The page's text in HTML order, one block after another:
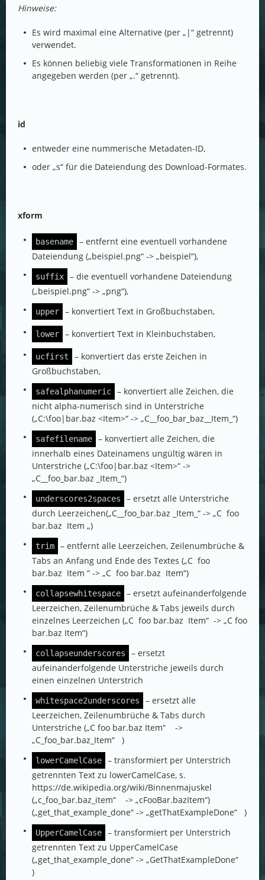
Hinweise:
Es wird maximal eine Alternative (per „|“ getrennt)
verwendet.
Es können beliebig viele Transformationen in Reihe
angegeben werden (per „.“ getrennt).
id
entweder eine nummerische Metadaten-ID,
oder „s“ für die Dateiendung des Download-Formates.
xform
basename
– entfernt eine eventuell vorhandene
Dateiendung („beispiel.png“ -> „beispiel“),
suffix
– die eventuell vorhandene Dateiendung
(„beispiel.png“ -> „png“),
upper – konvertiert Text in Großbuchstaben,
lower – konvertiert Text in Kleinbuchstaben,
ucfirst
– konvertiert das erste Zeichen in
Großbuchstaben,
safealphanumeric
– konvertiert alle Zeichen, die
nicht alpha-numerisch sind in Unterstriche
(„C:\foo|bar.baz <Item>“ -> „C__foo_bar_baz__Item_“)
safefilename
– konvertiert alle Zeichen, die
innerhalb eines Dateinamens ungültig wären in
Unterstriche („C:\foo|bar.baz <Item>“ ->
„C__foo_bar.baz _Item_“)
underscores2spaces
– ersetzt alle Unterstriche
durch Leerzeichen(„C__foo_bar.baz _Item_“ -> „C foo
bar.baz Item „)
trim
– entfernt alle Leerzeichen, Zeilenumbrüche &
Tabs an Anfang und Ende des Textes („C foo
bar.baz Item “ -> „C foo bar.baz Item“)
collapsewhitespace
– ersetzt aufeinanderfolgende
Leerzeichen, Zeilenumbrüche & Tabs jeweils durch
einzelnes Leerzeichen („C foo bar.baz Item“ -> „C foo
bar.baz Item“)
collapseunderscores
– ersetzt
aufeinanderfolgende Unterstriche jeweils durch
einen einzelnen Unterstrich
whitespace2underscores
– ersetzt alle
Leerzeichen, Zeilenumbrüche & Tabs durch
Unterstriche („C foo bar.baz Item“ ->
„C_foo_bar.baz_Item“ )
lowerCamelCase
– transformiert per Unterstrich
getrennten Text zu lowerCamelCase, s.
https://de.wikipedia.org/wiki/Binnenmajuskel
(„c_foo_bar.baz_item“ -> „cFooBar.bazItem“)
(„get_that_example_done“ -> „getThatExampleDone“ )
UpperCamelCase
– transformiert per Unterstrich
getrennten Text zu UpperCamelCase
(„get_that_example_done“ -> „GetThatExampleDone“
)